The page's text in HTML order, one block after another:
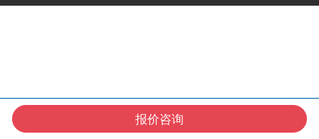
在线咨询 获取报价 联系我们
报价咨询